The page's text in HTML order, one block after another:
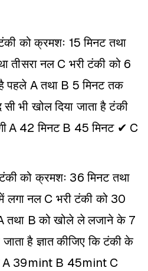
को क्रमशः 15 मिनट तथा
तीसरा नल C भरी टंकी को 6
पहले A तथा B 5 मिनट तक
भी खोल दिया जाता है टंकी
A 42 मिनट B 45 मिनट ✔ C
को क्रमशः 36 मिनट तथा
लगा नल C भरी टंकी को 30
तथा B को खोले ले लजाने के 7
है ज्ञात कीजिए कि टंकी के
A 39mint B 45mint C